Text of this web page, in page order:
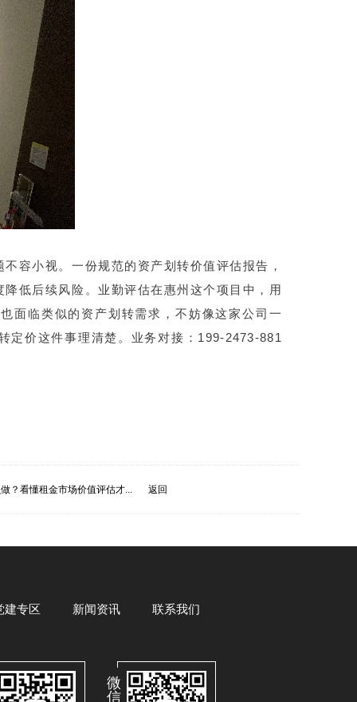
容小视。一份规范的资产划转价值评估报告，
低后续风险。业勤评估在惠州这个项目中，用
面临类似的资产划转需求，不妨像这家公司一
价这件事理清楚。业务对接：199-2473-881
？看懂租金市场价值评估才... 返回
建专区 新闻资讯 联系我们
微
信